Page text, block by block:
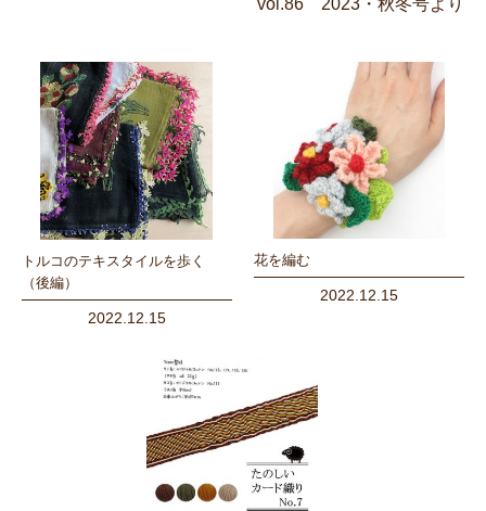
トルコのテキスタイルを歩く
（後編）
2022.12.15
花を編む
2022.12.15